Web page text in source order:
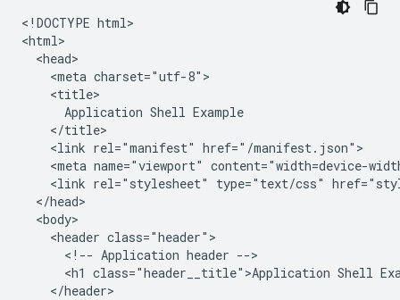
​​<!DOCTYPE html>
<html>
  <head>
    <meta charset="utf-8">
    <title>
      Application Shell Example
    </title>
    <link rel="manifest" href="/manifest.json">
<meta name="viewport" content="width=device-
<link rel="stylesheet" type="text/css"
  </head>
  <body>
    <header class="header">
      <!-- Application header -->
<h1 class="header__title">Application Shell
    </header>